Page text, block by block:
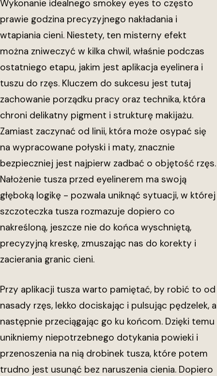
Wykonanie idealnego smokey eyes to często
prawie godzina precyzyjnego nakładania i
wtapiania cieni. Niestety, ten misterny efekt
można zniweczyć w kilka chwil, właśnie podczas
ostatniego etapu, jakim jest aplikacja eyelinera i
tuszu do rzęs. Kluczem do sukcesu jest tutaj
zachowanie porządku pracy oraz technika, która
chroni delikatny pigment i strukturę makijażu.
Zamiast zaczynać od linii, która może osypać się
na wypracowane połyski i maty, znacznie
bezpieczniej jest najpierw zadbać o objętość rzęs.
Nałożenie tusza przed eyelinerem ma swoją
głęboką logikę - pozwala uniknąć sytuacji, w której
szczoteczka tusza rozmazuje dopiero co
nakreśloną, jeszcze nie do końca wyschniętą,
precyzyjną kreskę, zmuszając nas do korekty i
zacierania granic cieni.
Przy aplikacji tusza warto pamiętać, by robić to od
nasady rzęs, lekko dociskając i pulsując pędzelek, a
następnie przeciągając go ku końcom. Dzięki temu
unikniemy niepotrzebnego dotykania powieki i
przenoszenia na nią drobinek tusza, które potem
trudno jest usunąć bez naruszenia cienia. Dopiero